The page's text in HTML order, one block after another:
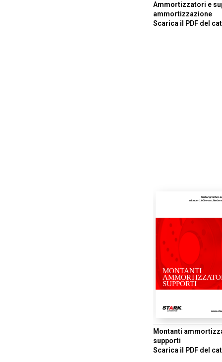
Ammortizzatori e
ammortizzazione
Scarica il PDF del
Umfangreiches
mit uber 1.000
MONTANTI
SUPPORTI
Montanti
supporti
Scarica il PDF del